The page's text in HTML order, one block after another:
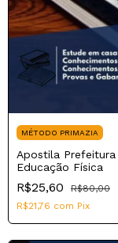
MÉTODO PRIMAZIA
Apostila
Educação Física
R$25,60
R$80,00
R$21,76 com Pix